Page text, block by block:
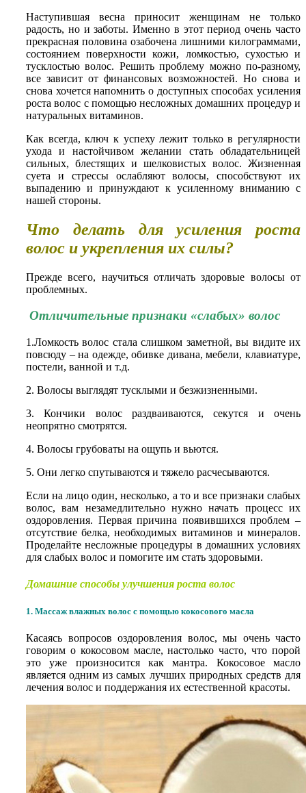
Наступившая весна приносит женщинам не только
радость, но и заботы. Именно в этот период очень часто
прекрасная половина озабочена лишними килограммами,
состоянием поверхности кожи, ломкостью, сухостью и
тусклостью волос. Решить проблему можно по-разному,
все зависит от финансовых возможностей. Но снова и
снова хочется напомнить о доступных способах усиления
роста волос с помощью несложных домашних процедур и
натуральных витаминов.
Как всегда, ключ к успеху лежит только в регулярности
ухода и настойчивом желании стать обладательницей
сильных, блестящих и шелковистых волос. Жизненная
суета и стрессы ослабляют волосы, способствуют их
выпадению и принуждают к усиленному вниманию с
нашей стороны.
Что делать для усиления роста
волос и укрепления их силы?
Прежде всего, научиться отличать здоровые волосы от
проблемных.
Отличительные признаки «слабых» волос
1.Ломкость волос стала слишком заметной, вы видите их
повсюду – на одежде, обивке дивана, мебели, клавиатуре,
постели, ванной и т.д.
2. Волосы выглядят тусклыми и безжизненными.
3. Кончики волос раздваиваются, секутся и очень
неопрятно смотрятся.
4. Волосы грубоваты на ощупь и вьются.
5. Они легко спутываются и тяжело расчесываются.
Если на лицо один, несколько, а то и все признаки слабых
волос, вам незамедлительно нужно начать процесс их
оздоровления. Первая причина появившихся проблем –
отсутствие белка, необходимых витаминов и минералов.
Проделайте несложные процедуры в домашних условиях
для слабых волос и помогите им стать здоровыми.
Домашние способы улучшения роста волос
1. Массаж влажных волос с помощью кокосового масла
Касаясь вопросов оздоровления волос, мы очень часто
говорим о кокосовом масле, настолько часто, что порой
это уже произносится как мантра. Кокосовое масло
является одним из самых лучших природных средств для
лечения волос и поддержания их естественной красоты.